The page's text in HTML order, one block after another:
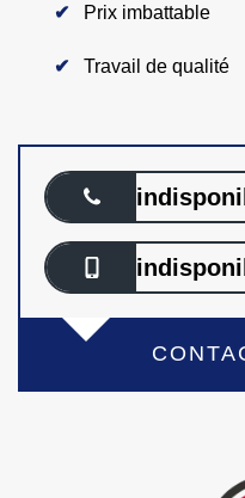
Prix imbattable
Travail de qualité